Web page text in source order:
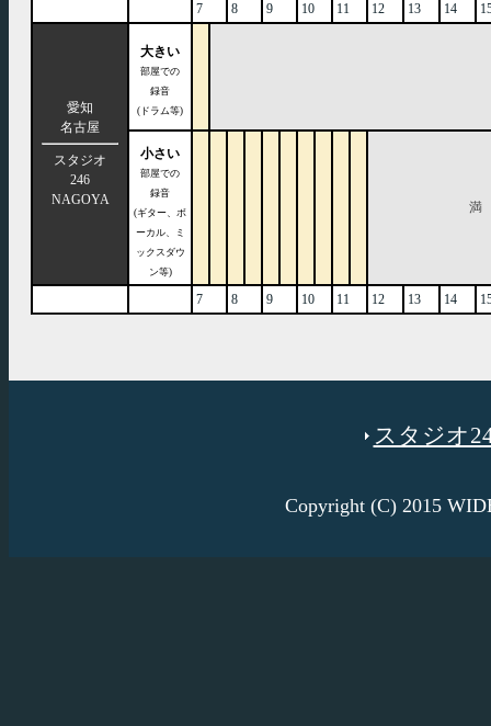
7 8 9 10 11 12 13 14
愛知
名古屋
スタジオ
246
NAGOYA
大きい
部屋での
録音
(ドラム等)
小さい
部屋での
録音
(ギター、ボ
ーカル、ミ
ックスダウ
ン等)
満
7 8 9 10 11 12 13 14
スタジオ
Copyright (C) 2015